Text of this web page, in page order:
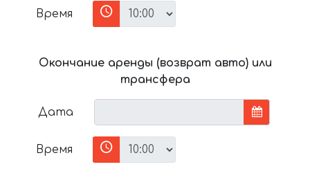
Время
Окончание аренды (возврат авто) или
трансфера
Дата
Время